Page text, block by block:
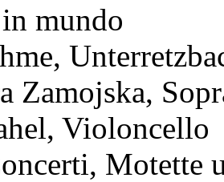
mundo
Zamojska,
Violoncello
Motette